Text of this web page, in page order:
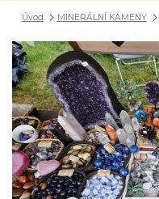
Úvod MINERÁLNÍ KAMENY